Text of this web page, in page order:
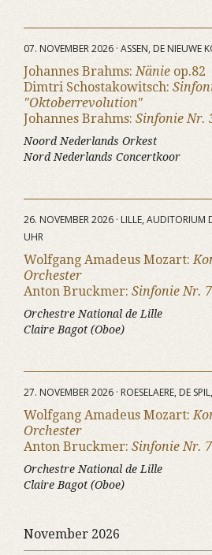
07. NOVEMBER 2026 · ASSEN, DE NIEUWE
Johannes Brahms:Nänie op.82
Dimtri Schostakowitsch:
"Oktoberrevolution"
Johannes Brahms: Sinfonie Nr.
Noord Nederlands Orkest
Nord Nederlands Concertkoor
26. NOVEMBER 2026 · LILLE, AUDITORIUM
UHR
Wolfgang Amadeus Mozart:
Orchester
Anton Bruckmer: Sinfonie Nr. 7
Orchestre National de Lille
Claire Bagot (Oboe)
27. NOVEMBER 2026 · ROESELAERE, DE
Wolfgang Amadeus Mozart:
Orchester
Anton Bruckmer: Sinfonie Nr. 7
Orchestre National de Lille
Claire Bagot (Oboe)
November 2026